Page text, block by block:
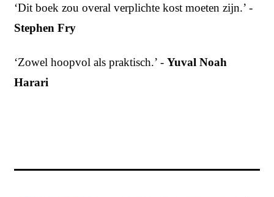
‘Dit boek zou overal verplichte kost moeten zijn.’ -
Stephen Fry
‘Zowel hoopvol als praktisch.’ - Yuval Noah
Harari